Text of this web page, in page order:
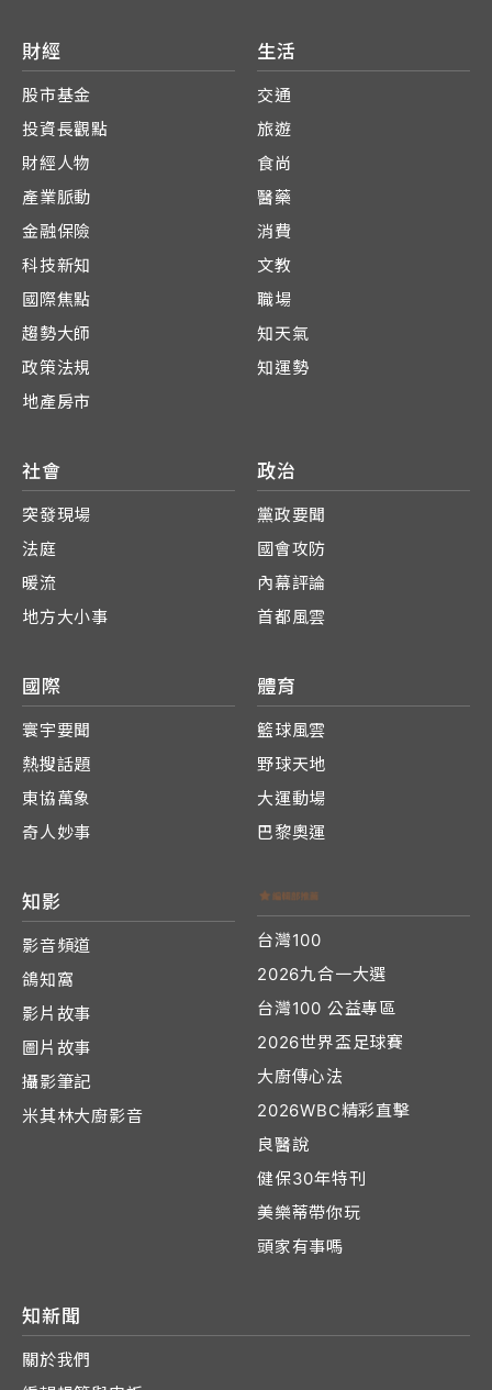
財經
股市基金
投資長觀點
財經人物
產業脈動
金融保險
科技新知
國際焦點
趨勢大師
政策法規
地產房市
生活
交通
旅遊
食尚
醫藥
消費
文教
職場
知天氣
知運勢
社會
突發現場
法庭
暖流
地方大小事
政治
黨政要聞
國會攻防
內幕評論
首都風雲
國際
寰宇要聞
熱搜話題
東協萬象
奇人妙事
體育
籃球風雲
野球天地
大運動場
巴黎奧運
知影
影音頻道
鴿知窩
影片故事
圖片故事
攝影筆記
米其林大廚影音
台灣100
2026九合一大選
台灣100 公益專區
2026世界盃足球賽
大廚傳心法
2026WBC精彩直擊
良醫說
健保30年特刊
美樂蒂帶你玩
頭家有事嗎
知新聞
關於我們